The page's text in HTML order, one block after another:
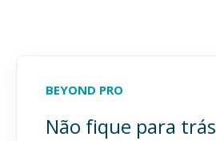
BEYOND PRO
Não fique para trás